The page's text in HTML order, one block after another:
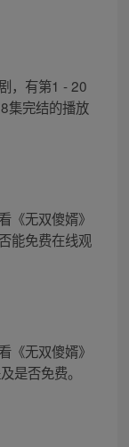
，有第1 - 20
集完结的播放
《无双傻婿》
能免费在线观
《无双傻婿》
是否免费。